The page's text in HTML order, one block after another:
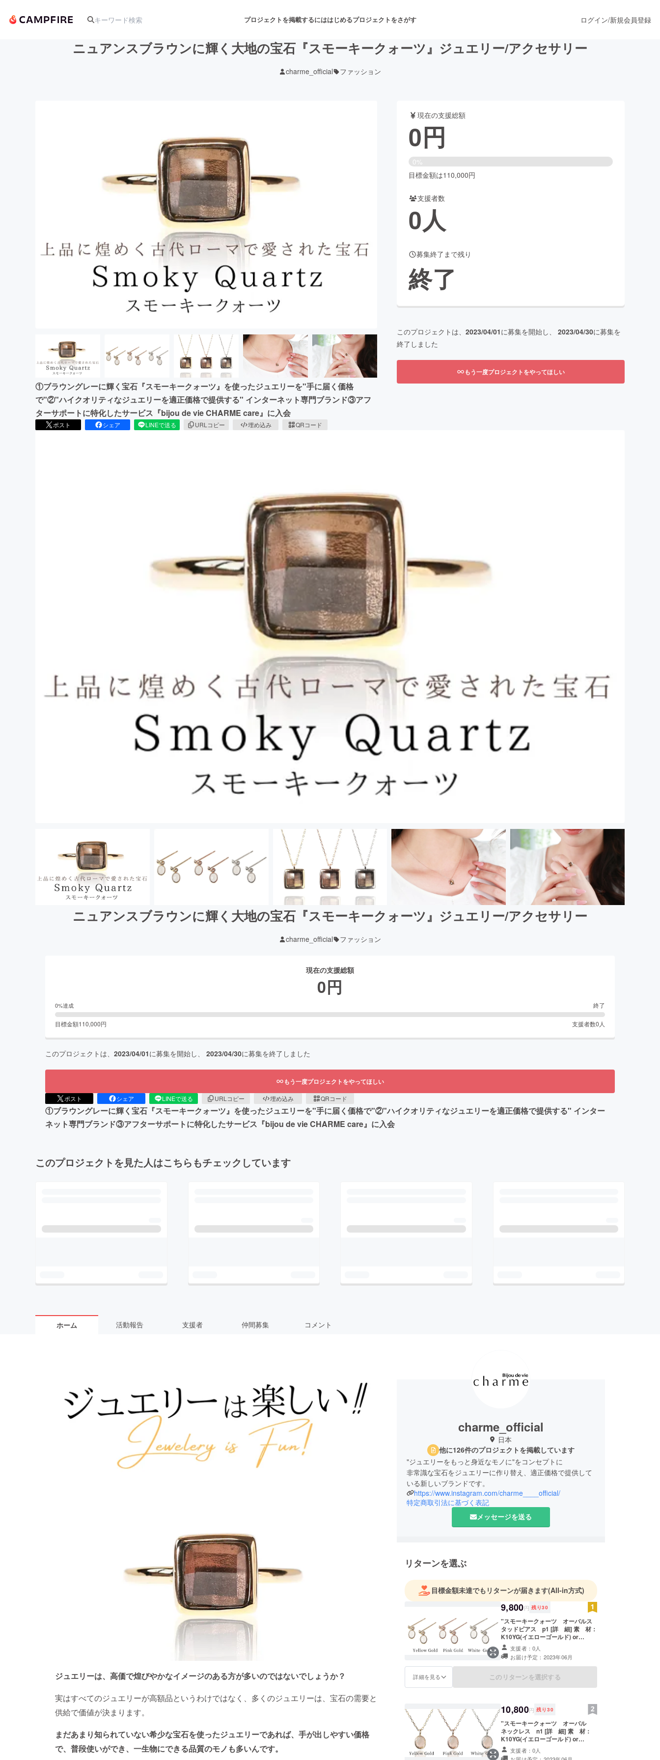
プロジェクトを掲載するにははじめるプロジェクトをさがす
舞台・パフォーマンス
テクノロジー・ガジェット ゲーム・サービス開発
映像・映画 書籍・雑誌出版
チャレンジ ビューティー・ヘルスケア
まちづくり・地域活性化
CAMPFIRE for Social GoodCAMPFIRE Creation
CAMPFIREふるさと納税
ログイン/新規会員登録
ニュアンスブラウンに輝く大地の宝石『スモーキークォーツ』ジュエリー/アクセサリー
charme_official ファッション
①ブラウングレーに輝く宝石『スモーキークォーツ』を使ったジュエリーを"手に届く価格
で"②"ハイクオリティなジュエリーを適正価格で提供する" インターネット専門ブランド③アフ
ターサポートに特化したサービス『bijou de vie CHARME care』に入会
ポスト シェア LINEで送る URLコピー 埋め込み QRコード
現在の支援総額
0円
0%
目標金額は110,000円
支援者数
0人
募集終了まで残り
終了
このプロジェクトは、 2023/04/01に募集を開始し、 2023/04/30に募集を
終了しました
もう一度プロジェクトをやってほしい
ニュアンスブラウンに輝く大地の宝石『スモーキークォーツ』ジュエリー/アクセサリー
charme_official ファッション
現在の支援総額
0円
0%達成 終了
目標金額110,000円 支援者数0 人
このプロジェクトは、 2023/04/01に募集を開始し、 2023/04/30に募集を終了しました
もう一度プロジェクトをやってほしい
ポスト シェア LINEで送る URLコピー 埋め込み QRコード
①ブラウングレーに輝く宝石『スモーキークォーツ』を使ったジュエリーを"手に届く価格で"②"ハイクオリティなジュエリーを適正価格で提供する" インター
ネット専門ブランド③アフターサポートに特化したサービス『bijou de vie CHARME care』に入会
このプロジェクトを見た人はこちらもチェックしています
ホーム 活動報告 支援者 仲間募集 コメント
ジュエリーは、高価で煌びやかなイメージのある方が多いのではないでしょうか？
実はすべてのジュエリーが高額品というわけではなく、多くのジュエリーは、宝石の需要と
供給で価値が決まります。
まだあまり知られていない希少な宝石を使ったジュエリーであれば、手が出しやすい価格
で、普段使いができ、一生物にできる品質のモノも多いんです。
charme_official
日本
他に126件のプロジェクトを掲載しています
"ジュエリーをもっと身近なモノに"をコンセプトに
非常識な宝石をジュエリーに作り替え、適正価格で提供して
いる新しいブランドです。
https://www.instagram.com/charme____official/
特定商取引法に基づく表記
メッセージを送る
リターンを選ぶ
目標金額未達でもリターンが届きます(All-in方式)
9,800円 残り30
"スモーキークォーツ オーバルス
タッドピアス p1 [詳 細] 素 材：
K10YG(イエローゴールド) or
K10WG(ホワイトゴールド) or
K10PG（ピンクゴールド） ※オプ
ションからお選びください。 サイズ
（約）：縦8.0mm×横8.0mm 付属
品：品質保証書 ※こちらの価格には
れる場合がございます。 ※写真と実
際の商品では、ディスプレイによっ
て色合いに違いが生じる場合がござ
います。ご了承下さい。 ※天然石を
使っているため、サンプル写真とは
色合いや濃淡、色ムラ、模様の出方
が異なる場合や、細かいキズや内包
支援者：0人
お届け予定：2023年06月
詳細を見る このリターンを選択する
10,800円 残り 30
"スモーキークォーツ オーバル
ネックレス n1 [詳 細] 素 材：
K10YG(イエローゴールド) or
K10WG(ホワイトゴールド) or
K10PG（ピンクゴールド） ※オプ
支援者：0人